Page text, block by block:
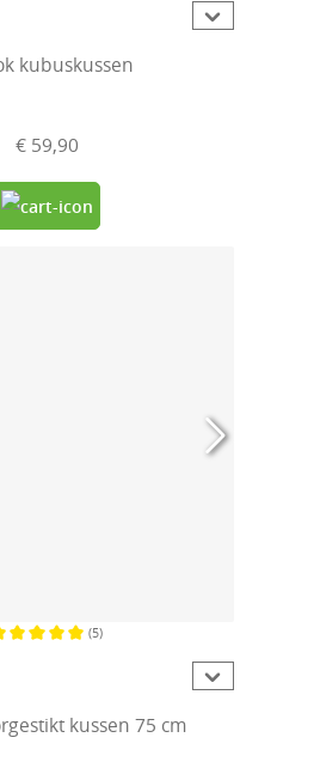
kubuskussen
€ 59,90
(5)
kussen 75 cm